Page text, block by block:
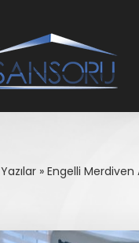
Yazılar » Engelli Merdiven